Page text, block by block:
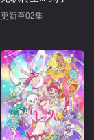
更新至02集